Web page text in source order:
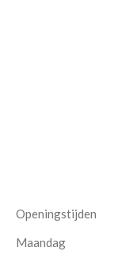
Openingstijden
Maandag